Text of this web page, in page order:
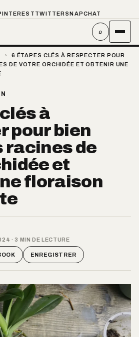
TWITTER SNAPCHAT
⌕
›
6 ÉTAPES CLÉS À RESPECTER POUR
DE VOTRE ORCHIDÉE ET OBTENIR UNE
à
pour bien
racines de
et
floraison
· 3 MIN DE LECTURE
ENREGISTRER